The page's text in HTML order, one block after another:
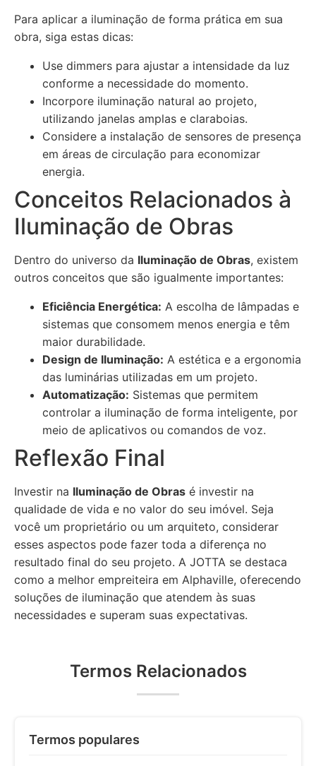
Para aplicar a iluminação de forma prática em sua
obra, siga estas dicas:
Use dimmers para ajustar a intensidade da luz
conforme a necessidade do momento.
Incorpore iluminação natural ao projeto,
utilizando janelas amplas e claraboias.
Considere a instalação de sensores de presença
em áreas de circulação para economizar
energia.
Conceitos Relacionados à
Iluminação de Obras
Dentro do universo da Iluminação de Obras, existem
outros conceitos que são igualmente importantes:
Eficiência Energética: A escolha de lâmpadas e
sistemas que consomem menos energia e têm
maior durabilidade.
Design de Iluminação: A estética e a ergonomia
das luminárias utilizadas em um projeto.
Automatização: Sistemas que permitem
controlar a iluminação de forma inteligente, por
meio de aplicativos ou comandos de voz.
Reflexão Final
Investir na Iluminação de Obras é investir na
qualidade de vida e no valor do seu imóvel. Seja
você um proprietário ou um arquiteto, considerar
esses aspectos pode fazer toda a diferença no
resultado final do seu projeto. A JOTTA se destaca
como a melhor empreiteira em Alphaville, oferecendo
soluções de iluminação que atendem às suas
necessidades e superam suas expectativas.
Termos Relacionados
Termos populares